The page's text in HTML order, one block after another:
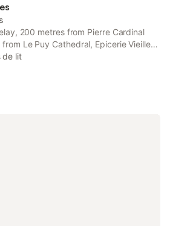
200 metres from Pierre Cardinal
Le Puy Cathedral, Epicerie Vieille
accommodation with free WiFi in a
de lit